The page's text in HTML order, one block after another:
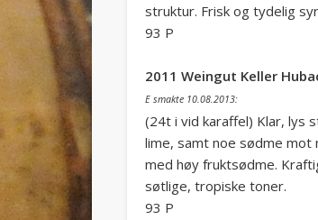
struktur. Frisk og tydelig
93 P
2011 Weingut Keller
E smakte 10.08.2013:
(24t i vid karaffel) Klar, lys
lime, samt noe sødme mot
med høy fruktsødme.
søtlige, tropiske toner.
93 P